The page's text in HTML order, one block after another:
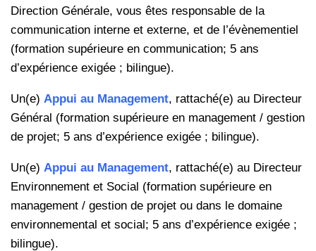
Direction Générale, vous êtes responsable de la
communication interne et externe, et de l’évènementiel
(formation supérieure en communication; 5 ans
d’expérience exigée ; bilingue).
Un(e) Appui au Management, rattaché(e) au Directeur
Général (formation supérieure en management / gestion
de projet; 5 ans d’expérience exigée ; bilingue).
Un(e) Appui au Management, rattaché(e) au Directeur
Environnement et Social (formation supérieure en
management / gestion de projet ou dans le domaine
environnemental et social; 5 ans d’expérience exigée ;
bilingue).